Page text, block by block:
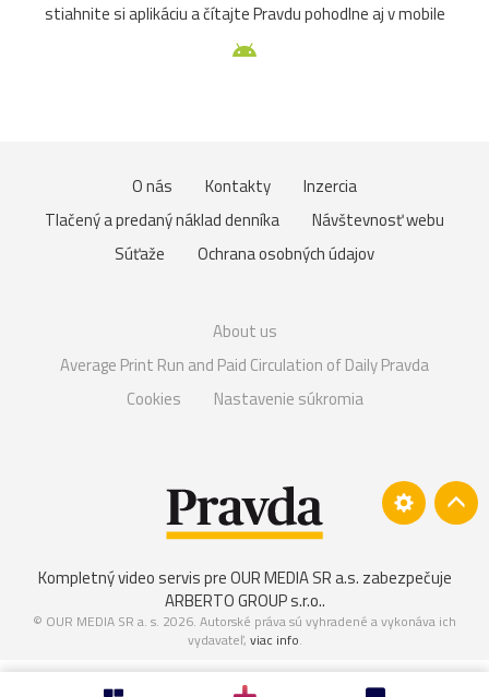
stiahnite si aplikáciu a čítajte Pravdu pohodlne aj v mobile
O nás Kontakty
Inzercia
Tlačený a predaný náklad denníka
Návštevnosť webu
Súťaže
Ochrana osobných údajov
About us
Average Print Run and Paid Circulation of Daily Pravda
Cookies
Nastavenie súkromia
Kompletný video servis pre OUR MEDIA SR a.s. zabezpečuje
ARBERTO GROUP s.r.o..
© OUR MEDIA SR a. s. 2026. Autorské práva sú vyhradené a vykonáva ich
vydavateľ, viac info.